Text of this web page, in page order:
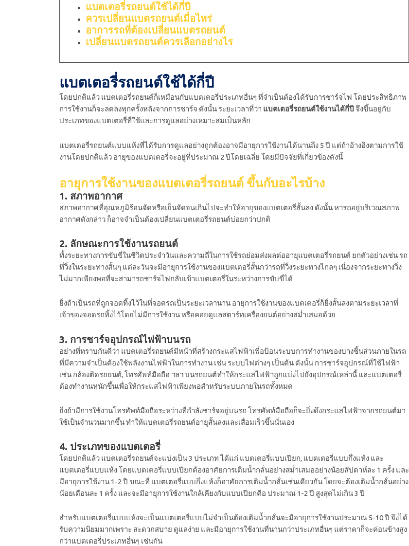
แบตเตอรี่รถยนต์ใช้ได้กี่ปี
ควรเปลี่ยนแบตรถยนต์เมื่อไหร่
อาการรถที่ต้องเปลี่ยนแบตรถยนต์
เปลี่ยนแบตรถยนต์ควรเลือกอย่างไร
แบตเตอรี่รถยนต์ใช้ได้กี่ปี
โดยปกติแล้ว แบตเตอรี่รถยนต์ก็เหมือนกับแบตเตอรี่ประเภทอื่นๆ ที่จำเป็นต้องได้รับการชาร์จไฟ โดยประสิทธิภาพ
การใช้งานก็จะลดลงทุกครั้งหลังจากการชาร์จ ดังนั้น ระยะเวลาที่ว่า แบตเตอรี่รถยนต์ใช้งานได้กี่ปี จึงขึ้นอยู่กับ
ประเภทของแบตเตอรี่ที่ใช้และการดูแลอย่างเหมาะสมเป็นหลัก
แบตเตอรี่รถยนต์แบบแห้งที่ได้รับการดูแลอย่างถูกต้องอาจมีอายุการใช้งานได้นานถึง 5 ปี แต่ถ้าอ้างอิงตามการใช้
งานโดยปกติแล้ว อายุของแบตเตอรี่จะอยู่ที่ประมาณ 2 ปีโดยเฉลี่ย โดยมีปัจจัยที่เกี่ยวข้องดังนี้
อายุการใช้งานของแบตเตอรี่รถยนต์ ขึ้นกับอะไรบ้าง
1. สภาพอากาศ
สภาพอากาศที่อุณหภูมิร้อนจัดหรือเย็นจัดจนเกินไปจะทำให้อายุของแบตเตอรี่สั้นลง ดังนั้น หารถอยู่บริเวณสภาพ
อากาศดังกล่าว ก็อาจจำเป็นต้องเปลี่ยนแบตเตอรี่รถยนต์บ่อยกว่าปกติ
2. ลักษณะการใช้งานรถยนต์
ทั้งระยะทางการขับขี่ในชีวิตประจำวันและความถี่ในการใช้รถย่อมส่งผลต่ออายุแบตเตอรี่รถยนต์ ยกตัวอย่างเช่น รถ
ที่วิ่งในระยะทางสั้นๆ แต่ละวันจะมีอายุการใช้งานของแบตเตอรี่สั้นกว่ารถที่วิ่งระยะทางไกลๆ เนื่องจากระยะทางวิ่ง
ไม่มากเพียงพอที่จะสามารถชาร์จไฟกลับเข้าแบตเตอรี่ในระหว่างการขับขี่ได้
ยิ่งถ้าเป็นรถที่ถูกจอดทิ้งไว้ในที่จอดรถเป็นระยะเวลานาน อายุการใช้งานของแบตเตอรี่ก็ยิ่งสั้นลงตามระยะเวลาที่
เจ้าของจอดรถทิ้งไว้โดยไม่มีการใช้งาน หรือคอยดูแลสตาร์ทเครื่องยนต์อย่างสม่ำเสมอด้วย
3. การชาร์จอุปกรณ์ไฟฟ้าบนรถ
อย่างที่ทราบกันดีว่า แบตเตอรี่รถยนต์มีหน้าที่สร้างกระแสไฟฟ้าเพื่อป้อนระบบการทำงานของบางชิ้นส่วนภายในรถ
ที่มีความจำเป็นต้องใช้พลังงานไฟฟ้าในการทำงาน เช่น ระบบไฟต่างๆ เป็นต้น ดังนั้น การชาร์จอุปกรณ์ที่ใช้ไฟฟ้า
เช่น กล้องติดรถยนต์, โทรศัพท์มือถือ ฯลฯ บนรถยนต์ทำให้กระแสไฟฟ้าถูกแบ่งไปยังอุปกรณ์เหล่านี้ และแบตเตอรี่
ต้องทำงานหนักขึ้นเพื่อให้กระแสไฟฟ้าเพียงพอสำหรับระบบภายในรถทั้งหมด
ยิ่งถ้ามีการใช้งานโทรศัพท์มือถือระหว่างที่กำลังชาร์จอยู่บนรถ โทรศัพท์มือถือก็จะยิ่งดึงกระแสไฟฟ้าจากรถยนต์มา
ใช้เป็นจำนวนมากขึ้น ทำให้แบตเตอรี่รถยนต์อายุสั้นลงและเสื่อมเร็วขึ้นนั่นเอง
4. ประเภทของแบตเตอรี่
โดยปกติแล้ว แบตเตอรี่รถยนต์จะแบ่งเป็น 3 ประเภท ได้แก่ แบตเตอรี่แบบเปียก, แบตเตอรี่แบบกึ่งแห้ง และ
แบตเตอรี่แบบแห้ง โดยแบตเตอรี่แบบเปียกต้องอาศัยการเติมน้ำกลั่นอย่างสม่ำเสมออย่างน้อยสัปดาห์ละ 1 ครั้ง และ
มีอายุการใช้งาน 1-2 ปี ขณะที่ แบตเตอรี่แบบกึ่งแห้งก็อาศัยการเติมน้ำกลั่นเช่นเดียวกัน โดยจะต้องเติมน้ำกลั่นอย่าง
น้อยเดือนละ 1 ครั้ง และจะมีอายุการใช้งานใกล้เคียงกับแบบเปียกคือ ประมาณ 1-2 ปี สูงสุดไม่เกิน 3 ปี
สำหรับแบตเตอรี่แบบแห้งจะเป็นแบตเตอรี่แบบไม่จำเป็นต้องเติมน้ำกลั่นจะมีอายุการใช้งานประมาณ 5-10 ปี จึงได้
รับความนิยมมากเพราะ สะดวกสบาย ดูแลง่าย และมีอายุการใช้งานที่นานกว่าประเภทอื่นๆ แต่ราคาก็จะค่อนข้างสูง
กว่าแบตเตอรี่ประเภทอื่นๆ เช่นกัน